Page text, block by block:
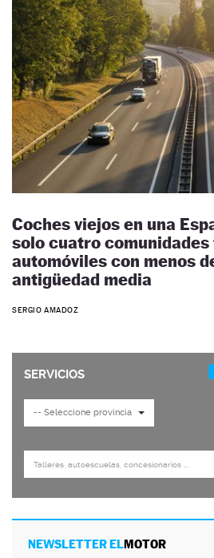
Coches viejos en una
solo cuatro comunidades
automóviles con menos
antigüedad media
SERGIO AMADOZ
NEWSLETTER ELMOTOR